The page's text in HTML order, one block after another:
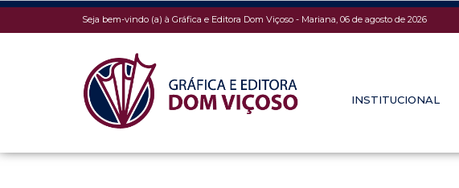
Seja bem-vindo (a) à Gráfica e Editora Dom Viçoso - Mariana, 06 de agosto de 2026
INSTITUCIONAL